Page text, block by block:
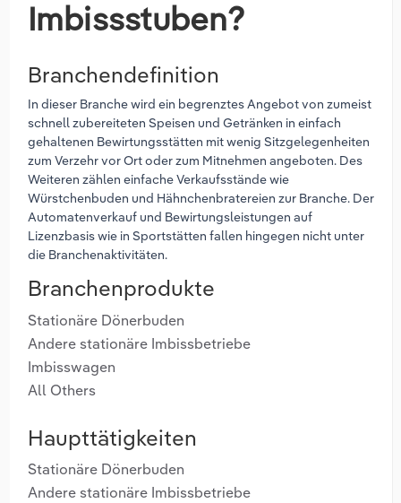
Imbissstuben?
Branchendefinition
In dieser Branche wird ein begrenztes Angebot von zumeist
schnell zubereiteten Speisen und Getränken in einfach
gehaltenen Bewirtungsstätten mit wenig Sitzgelegenheiten
zum Verzehr vor Ort oder zum Mitnehmen angeboten. Des
Weiteren zählen einfache Verkaufsstände wie
Würstchenbuden und Hähnchenbratereien zur Branche. Der
Automatenverkauf und Bewirtungsleistungen auf
Lizenzbasis wie in Sportstätten fallen hingegen nicht unter
die Branchenaktivitäten.
Branchenprodukte
Stationäre Dönerbuden
Andere stationäre Imbissbetriebe
Imbisswagen
All Others
Haupttätigkeiten
Stationäre Dönerbuden
Andere stationäre Imbissbetriebe